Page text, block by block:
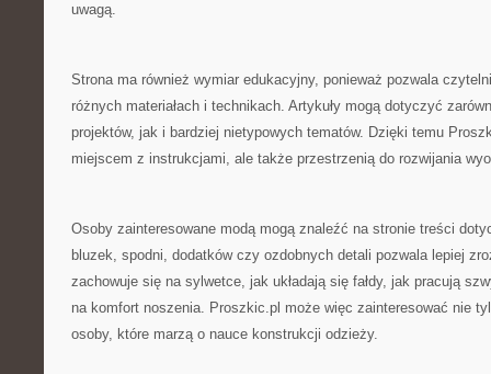
uwagą.
Strona ma również wymiar edukacyjny, ponieważ pozwala
różnych materiałach i technikach. Artykuły mogą dotyczyć
projektów, jak i bardziej nietypowych tematów. Dzięki temu
miejscem z instrukcjami, ale także przestrzenią do rozwijania
Osoby zainteresowane modą mogą znaleźć na stronie treści
bluzek, spodni, dodatków czy ozdobnych detali pozwala lepiej
zachowuje się na sylwetce, jak układają się fałdy, jak pracują
na komfort noszenia. Proszkic.pl może więc zainteresować nie
osoby, które marzą o nauce konstrukcji odzieży.